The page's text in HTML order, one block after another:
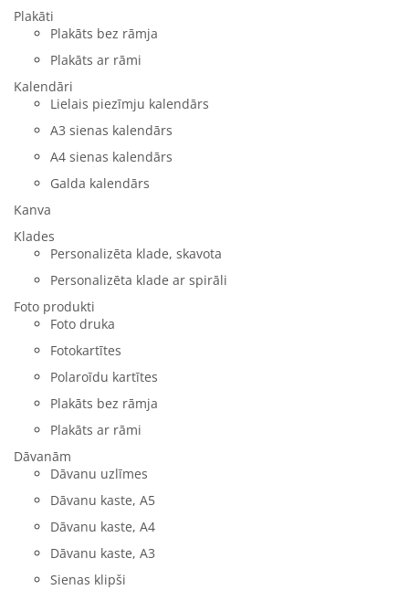
Plakāti
Plakāts bez rāmja
Plakāts ar rāmi
Kalendāri
Lielais piezīmju kalendārs
A3 sienas kalendārs
A4 sienas kalendārs
Galda kalendārs
Kanva
Klades
Personalizēta klade, skavota
Personalizēta klade ar spirāli
Foto produkti
Foto druka
Fotokartītes
Polaroīdu kartītes
Plakāts bez rāmja
Plakāts ar rāmi
Dāvanām
Dāvanu uzlīmes
Dāvanu kaste, A5
Dāvanu kaste, A4
Dāvanu kaste, A3
Sienas klipši